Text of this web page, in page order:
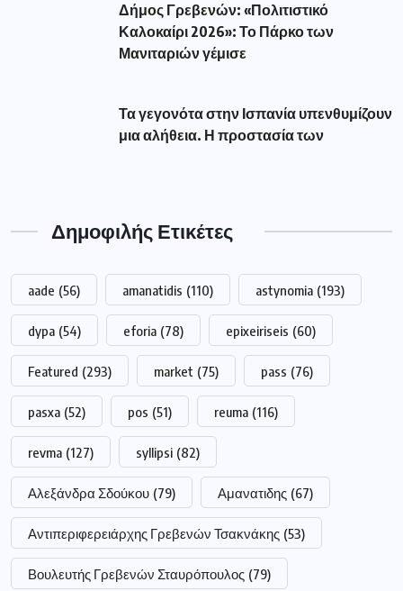
Δήμος Γρεβενών: «Πολιτιστικό
Καλοκαίρι 2026»: Το Πάρκο των
Μανιταριών γέμισε
Τα γεγονότα στην Ισπανία υπενθυμίζουν
μια αλήθεια. Η προστασία των
Δημοφιλής Ετικέτες
aade (56) amanatidis (110) astynomia (193)
dypa (54) eforia (78) epixeiriseis (60)
Featured (293) market (75) pass (76)
pasxa (52) pos (51) reuma (116)
revma (127) syllipsi (82)
Αλεξάνδρα Σδούκου (79) Αμανατιδης (67)
Αντιπεριφερειάρχης Γρεβενών Τσακνάκης (53)
Βουλευτής Γρεβενών Σταυρόπουλος (79)